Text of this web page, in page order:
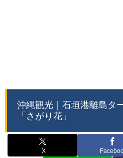
沖縄観光｜石垣港離島タ
「さがり花」
X